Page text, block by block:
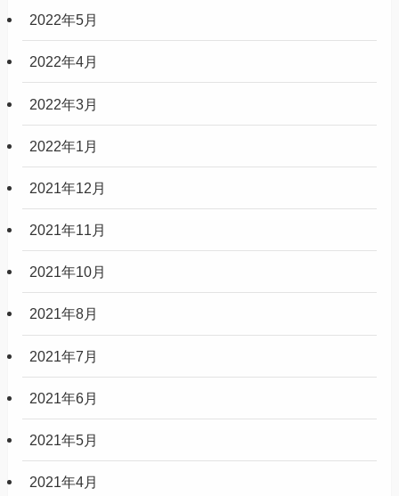
2022年5月
2022年4月
2022年3月
2022年1月
2021年12月
2021年11月
2021年10月
2021年8月
2021年7月
2021年6月
2021年5月
2021年4月